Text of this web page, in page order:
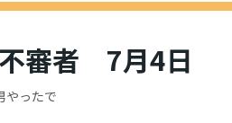
審者 7月4日
やったで